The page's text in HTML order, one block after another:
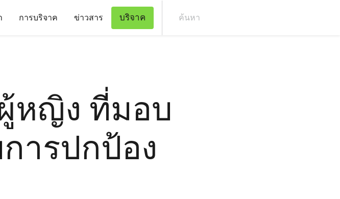
การบริจาค ข่าวสาร บริจาค
หญิง ที่มอบ
ารปกป้อง